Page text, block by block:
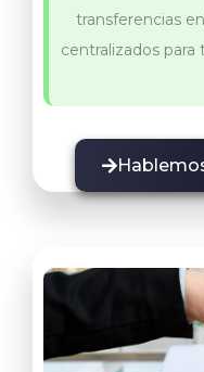
transferencias
centralizados para